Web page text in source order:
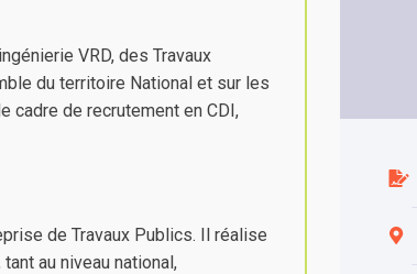
VRD, des Travaux
du territoire National et sur les
cadre de recrutement en CDI,
de Travaux Publics. Il réalise
au niveau national,